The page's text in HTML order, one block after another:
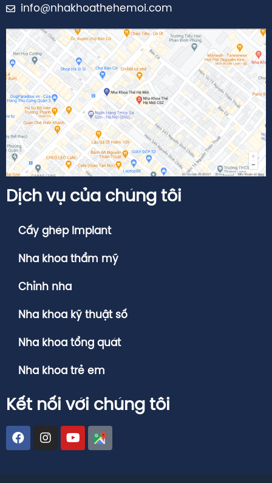
info@nhakhoathehemoi.com
Dịch vụ của chúng tôi
Cấy ghép Implant
Nha khoa thẩm mỹ
Chỉnh nha
Nha khoa kỹ thuật số
Nha khoa tổng quát
Nha khoa trẻ em
Kết nối với chúng tôi